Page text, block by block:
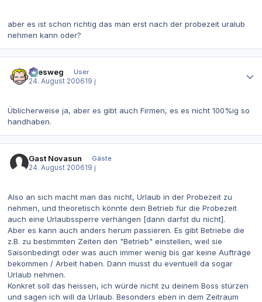
aber es ist schon richtig das man erst nach der probezeit uralub
nehmen kann oder?
allesweg
User
24. August 200619 j
Üblicherweise ja, aber es gibt auch Firmen, es es nicht 100%ig so
handhaben.
Gast Novasun
Gäste
24. August 200619 j
Also an sich macht man das nicht, Urlaub in der Probezeit zu
nehmen, und theoretisch könnte dein Betrieb für die Probezeit
auch eine Urlaubssperre verhängen [dann darfst du nicht].
Aber es kann auch anders herum passieren. Es gibt Betriebe die
z.B. zu bestimmten Zeiten den "Betrieb" einstellen, weil sie
Saisonbedingt oder was auch immer wenig bis gar keine Aufträge
bekommen / Arbeit haben. Dann musst du eventuell da sogar
Urlaub nehmen.
Konkret soll das heissen, ich würde nicht zu deinem Boss stürzen
und sagen ich will da Urlaub. Besonders eben in dem Zeitraum